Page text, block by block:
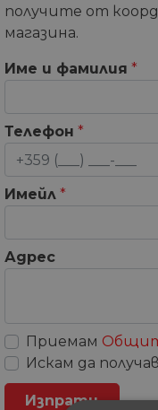
получите от
магазина.
Име и фамилия *
Телефон *
Имейл *
Адрес
Приемам
Искам да